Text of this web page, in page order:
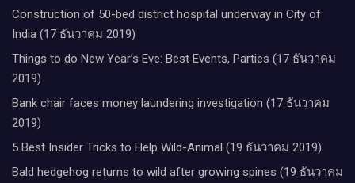
Construction of 50-bed district hospital underway in City of
India (17 ธันวาคม 2019)
Things to do New Year’s Eve: Best Events, Parties (17 ธันวาคม
2019)
Bank chair faces money laundering investigation (17 ธันวาคม
2019)
5 Best Insider Tricks to Help Wild-Animal (19 ธันวาคม 2019)
Bald hedgehog returns to wild after growing spines (19 ธันวาคม